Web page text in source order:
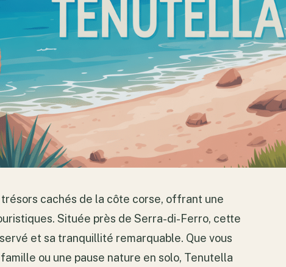
cachés de la côte corse, offrant une
Située près de Serra-di-Ferro, cette
et sa tranquillité remarquable. Que vous
ou une pause nature en solo, Tenutella